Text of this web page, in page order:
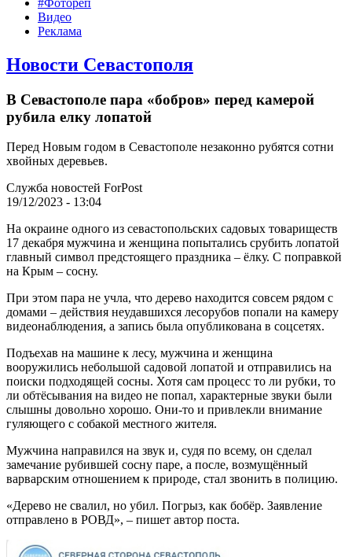
Видео
Реклама
Новости Севастополя
В Севастополе пара «бобров» перед камерой
рубила елку лопатой
Перед Новым годом в Севастополе незаконно рубятся сотни
хвойных деревьев.
Служба новостей ForPost
19/12/2023 - 13:04
На окраине одного из севастопольских садовых товариществ
17 декабря мужчина и женщина попытались срубить лопатой
главный символ предстоящего праздника – ёлку. С поправкой
на Крым – сосну.
При этом пара не учла, что дерево находится совсем рядом с
домами – действия неудавшихся лесорубов попали на камеру
видеонаблюдения, а запись была опубликована в соцсетях.
Подъехав на машине к лесу, мужчина и женщина
вооружились небольшой садовой лопатой и отправились на
поиски подходящей сосны. Хотя сам процесс то ли рубки, то
ли обтёсывания на видео не попал, характерные звуки были
слышны довольно хорошо. Они-то и привлекли внимание
гуляющего с собакой местного жителя.
Мужчина направился на звук и, судя по всему, он сделал
замечание рубившей сосну паре, а после, возмущённый
варварским отношением к природе, стал звонить в полицию.
«Дерево не свалил, но убил. Погрыз, как бобёр. Заявление
отправлено в РОВД», – пишет автор поста.